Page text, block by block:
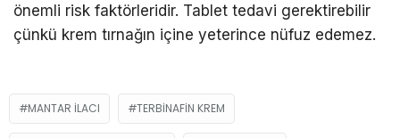
önemli risk faktörleridir. Tablet tedavi gerektirebilir
çünkü krem tırnağın içine yeterince nüfuz edemez.
MANTAR ILACI TERBINAFIN KREM